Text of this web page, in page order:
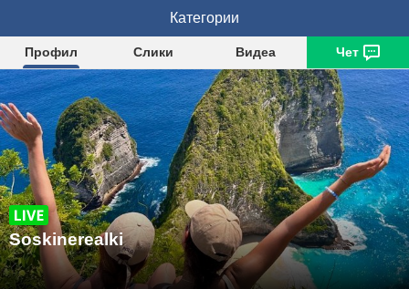
Soskinerealki
Профил Слики Видеа Чет
Soskinerealki
Категории